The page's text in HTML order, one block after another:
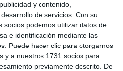
y contenido,
de servicios. Con su
socios podemos utilizar datos de
e identificación mediante las
Puede hacer clic para otorgarnos
y a nuestros 1731 socios para
previamente descrito. De